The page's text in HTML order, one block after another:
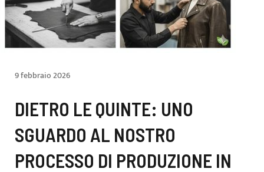
9 febbraio 2026
DIETRO LE QUINTE: UNO
SGUARDO AL NOSTRO
PROCESSO DI PRODUZIONE IN